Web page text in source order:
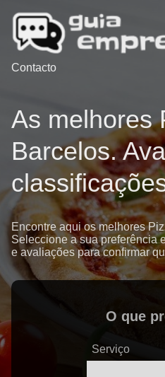
Contacto
As melhores
Barcelos.
Encontre aqui os melhores
Seleccione a sua preferência
e avaliações para confirmar
O que
Serviço